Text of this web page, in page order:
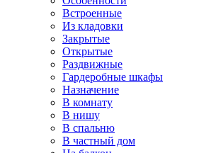
Встроенные
Из кладовки
Закрытые
Открытые
Раздвижные
Гардеробные шкафы
Назначение
В комнату
В нишу
В спальню
В частный дом